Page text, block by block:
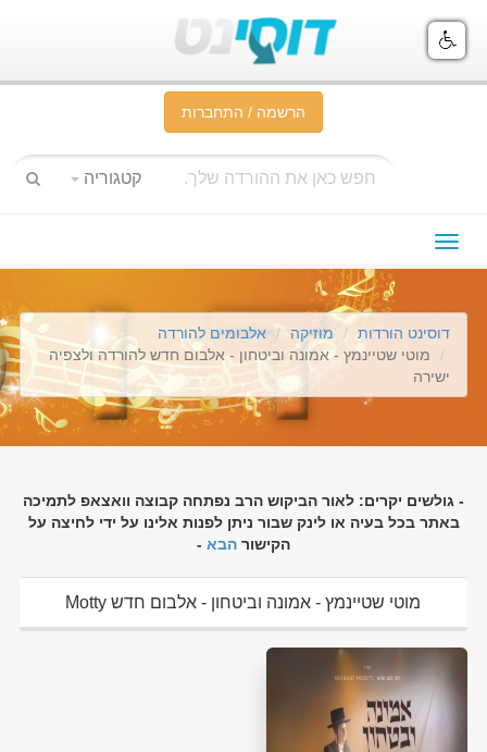
הרשמה / התחברות
קטגוריה
תפריט
ניווט
דוסינט הורדות מוזיקה
אלבומים להורדה
מוטי שטיינמץ - אמונה וביטחון - אלבום חדש להורדה ולצפיה
ישירה
- גולשים יקרים: לאור הביקוש הרב נפתחה קבוצה וואצאפ לתמיכה
באתר בכל בעיה או לינק שבור ניתן לפנות אלינו על ידי לחיצה על
הקישור הבא -
מוטי שטיינמץ - אמונה וביטחון - אלבום חדש Motty
Steinmetz - Emunah U'bitachon להורדה ולצפיה ישירה